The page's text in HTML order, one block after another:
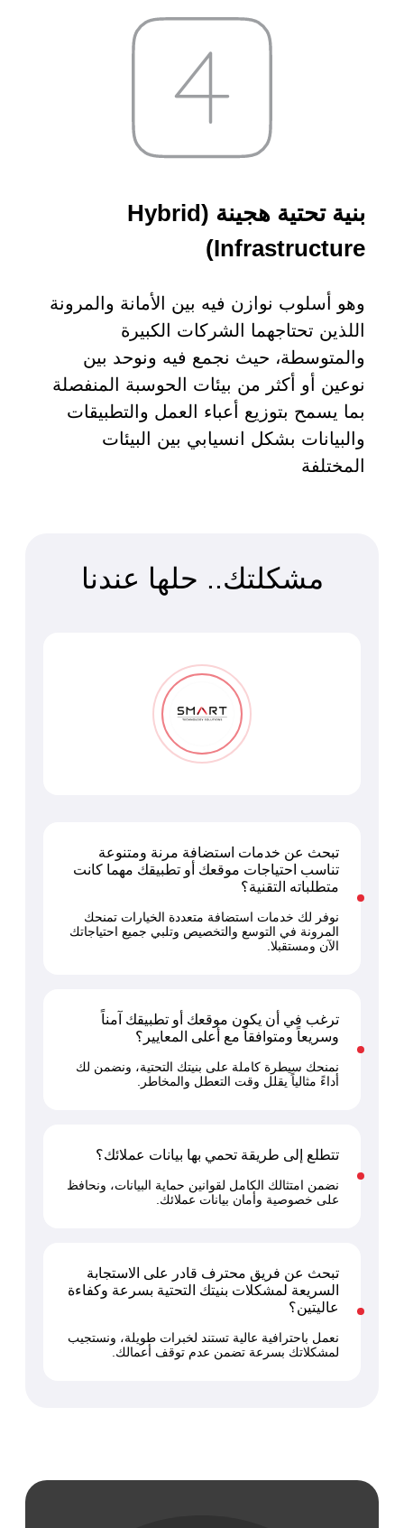
بنية تحتية هجينة (Hybrid
Infrastructure)
وهو أسلوب نوازن فيه بين الأمانة والمرونة
اللذين تحتاجهما الشركات الكبيرة
والمتوسطة، حيث نجمع فيه ونوحد بين
نوعين أو أكثر من بيئات الحوسبة المنفصلة
بما يسمح بتوزيع أعباء العمل والتطبيقات
والبيانات بشكل انسيابي بين البيئات
المختلفة
مشكلتك.. حلها عندنا
تبحث عن خدمات استضافة مرنة ومتنوعة
تناسب احتياجات موقعك أو تطبيقك مهما كانت
متطلباته التقنية؟
نوفر لك خدمات استضافة متعددة الخيارات تمنحك
المرونة في التوسع والتخصيص وتلبي جميع احتياجاتك
الآن ومستقبلا.
ترغب في أن يكون موقعك أو تطبيقك آمناً
وسريعاً ومتوافقاً مع أعلى المعايير؟
نمنحك سيطرة كاملة على بنيتك التحتية، ونضمن لك
أداءً مثالياً يقلل وقت التعطل والمخاطر.
تتطلع إلى طريقة تحمي بها بيانات عملائك؟
نضمن امتثالك الكامل لقوانين حماية البيانات، ونحافظ
على خصوصية وأمان بيانات عملائك.
تبحث عن فريق محترف قادر على الاستجابة
السريعة لمشكلات بنيتك التحتية بسرعة وكفاءة
عاليتين؟
نعمل باحترافية عالية تستند لخبرات طويلة، ونستجيب
لمشكلاتك بسرعة تضمن عدم توقف أعمالك.